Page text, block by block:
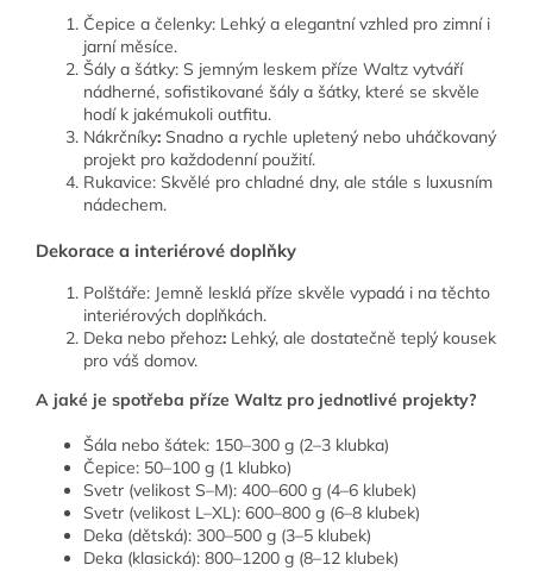
Čepice a čelenky: Lehký a elegantní vzhled pro zimní i
jarní měsíce.
Šály a šátky: S jemným leskem příze Waltz vytváří
nádherné, sofistikované šály a šátky, které se skvěle
hodí k jakémukoli outfitu.
Nákrčníky: Snadno a rychle upletený nebo uháčkovaný
projekt pro každodenní použití.
Rukavice: Skvělé pro chladné dny, ale stále s luxusním
nádechem.
Dekorace a interiérové doplňky
Polštáře: Jemně lesklá příze skvěle vypadá i na těchto
interiérových doplňkách.
Deka nebo přehoz: Lehký, ale dostatečně teplý kousek
pro váš domov.
A jaké je spotřeba příze Waltz pro jednotlivé projekty?
Šála nebo šátek: 150–300 g (2–3 klubka)
Čepice: 50–100 g (1 klubko)
Svetr (velikost S–M): 400–600 g (4–6 klubek)
Svetr (velikost L–XL): 600–800 g (6–8 klubek)
Deka (dětská): 300–500 g (3–5 klubek)
Deka (klasická): 800–1200 g (8–12 klubek)